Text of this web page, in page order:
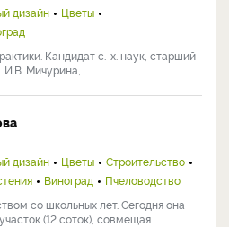
дизайн
Цветы
Кандидат с.-х. наук, старший
Мичурина, ...
дизайн Цветы
Строительство
Виноград
Пчеловодство
со школьных лет. Сегодня она
(12 соток), совмещая ...